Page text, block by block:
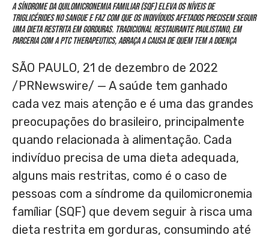
A síndrome da quilomicronemia familiar (SQF) eleva os níveis de
triglicérides no sangue e faz com que os indivíduos afetados precisem seguir
uma dieta restrita em gorduras. Tradicional restaurante paulistano,em
parceria com a PTC Therapeutics,abraça a causa de quem tem a doença
SÃO PAULO, 21 de dezembro de 2022
/PRNewswire/ — A saúde tem ganhado
cada vez mais atenção e é uma das grandes
preocupações do brasileiro, principalmente
quando relacionada à alimentação. Cada
indivíduo precisa de uma dieta adequada,
alguns mais restritas, como é o caso de
pessoas com a síndrome da quilomicronemia
famíliar (SQF) que devem seguir à risca uma
dieta restrita em gorduras, consumindo até